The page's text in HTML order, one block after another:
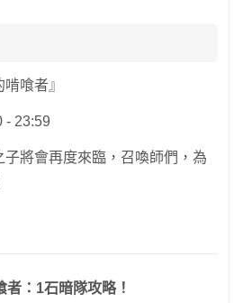
喰者』
- 23:59
將會再度來臨，召喚師們，為
者：1石暗隊攻略！